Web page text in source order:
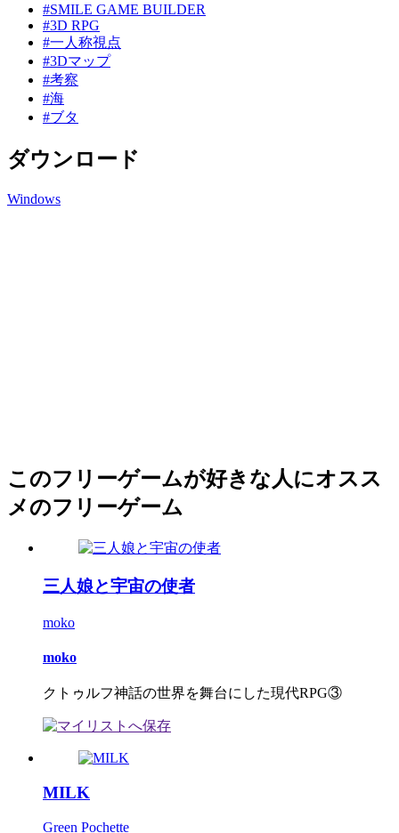
#SMILE GAME BUILDER
#3D RPG
#一人称視点
#3Dマップ
#考察
#海
#ブタ
ダウンロード
Windows
このフリーゲームが好きな人にオスス
メのフリーゲーム
三人娘と宇宙の使者
moko
moko
クトゥルフ神話の世界を舞台にした現代RPG③
MILK
Green Pochette